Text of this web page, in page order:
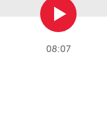
08:07